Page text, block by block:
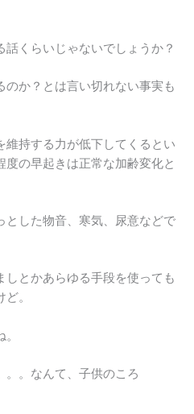
くらいじゃないでしょうか？
か？とは言い切れない事実も
維持する力が低下してくるとい
度の早起きは正常な加齢変化と
とした物音、寒気、尿意などで
とかあらゆる手段を使っても
。
。。なんて、子供のころ